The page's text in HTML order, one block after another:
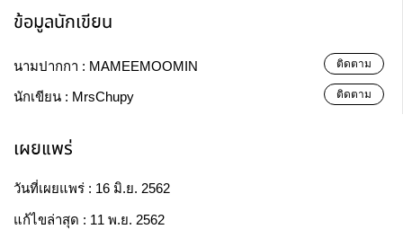
ข้อมูลนักเขียน
นามปากกา : MAMEEMOOMIN ติดตาม
นักเขียน : MrsChupy ติดตาม
เผยแพร่
วันที่เผยแพร่ : 16 มิ.ย. 2562
แก้ไขล่าสุด : 11 พ.ย. 2562